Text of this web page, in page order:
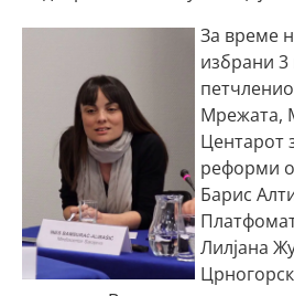
За време
избрани
Мрежата,
Центарот
реформи
Барис
Лилјана